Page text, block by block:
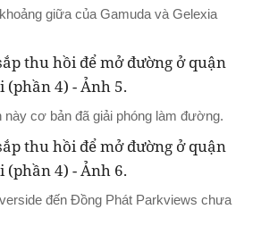
giữa của Gamuda và Gelexia
cơ bản đã giải phóng làm đường.
đến Đồng Phát Parkviews chưa